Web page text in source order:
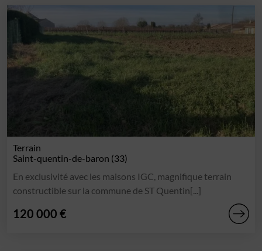
Terrain
Saint-quentin-de-baron (33)
En exclusivité avec les maisons IGC, magnifique terrain
constructible sur la commune de ST Quentin[...]
120 000 €